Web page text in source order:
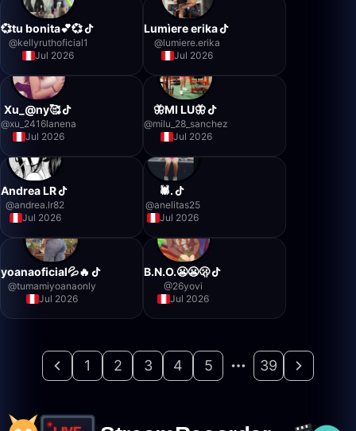
💞tu bonita💕💞
@kellyruthoficial1
Jul 2026
Lumìere erika
@lumiere.erika
Jul 2026
Xu_@ny🥰
@xu_2416lanena
Jul 2026
🦋MI LU🦋
@milu_28_sanchez
Jul 2026
Andrea LR
@andrea.lr82
Jul 2026
🕷.
@anelitas25
Jul 2026
yoanaoficial💦🔥
@tumamiyoanaonly
Jul 2026
B.N.O.😬😬🫢
@26yovi
Jul 2026
1 2 3 4 5 39